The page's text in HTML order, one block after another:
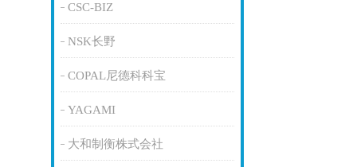
CSC-BIZ
NSK长野
COPAL尼德科科宝
YAGAMI
大和制衡株式会社